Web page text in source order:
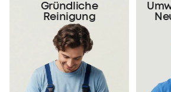
Gründliche
Reinigung